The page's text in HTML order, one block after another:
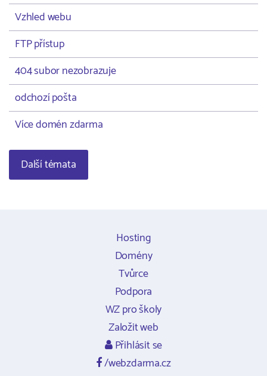
Vzhled webu
FTP přístup
404 subor nezobrazuje
odchozí pošta
Více domén zdarma
Další témata
Hosting
Domény
Tvůrce
Podpora
WZ pro školy
Založit web
Přihlásit se
/webzdarma.cz